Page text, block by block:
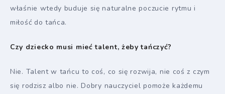
właśnie wtedy buduje się naturalne poczucie rytmu i
miłość do tańca.
Czy dziecko musi mieć talent, żeby tańczyć?
Nie. Talent w tańcu to coś, co się rozwija, nie coś z czym
się rodzisz albo nie. Dobry nauczyciel pomoże każdemu